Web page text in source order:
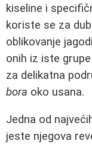
kiseline i
koriste se za
oblikovanje
onih iz iste grupe
za delikatna
bora oko usana.
Jedna od
jeste njegova